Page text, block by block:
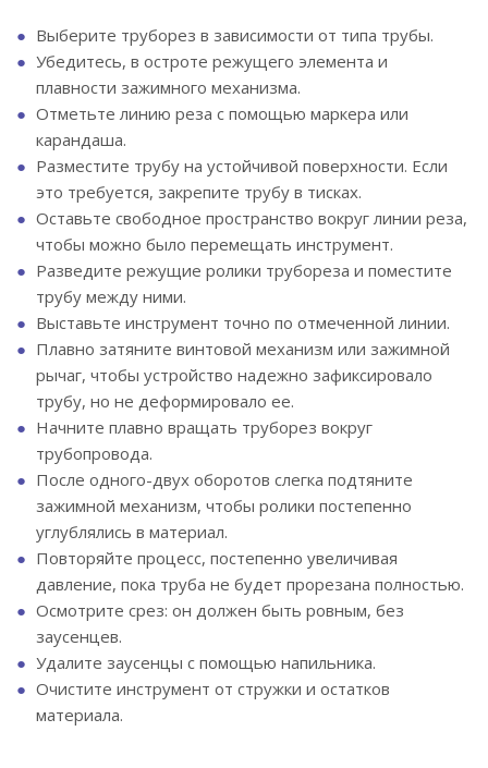
Выберите труборез в зависимости от типа трубы.
Убедитесь, в остроте режущего элемента и
плавности зажимного механизма.
Отметьте линию реза с помощью маркера или
карандаша.
Разместите трубу на устойчивой поверхности. Если
это требуется, закрепите трубу в тисках.
Оставьте свободное пространство вокруг линии реза,
чтобы можно было перемещать инструмент.
Разведите режущие ролики трубореза и поместите
трубу между ними.
Выставьте инструмент точно по отмеченной линии.
Плавно затяните винтовой механизм или зажимной
рычаг, чтобы устройство надежно зафиксировало
трубу, но не деформировало ее.
Начните плавно вращать труборез вокруг
трубопровода.
После одного-двух оборотов слегка подтяните
зажимной механизм, чтобы ролики постепенно
углублялись в материал.
Повторяйте процесс, постепенно увеличивая
давление, пока труба не будет прорезана полностью.
Осмотрите срез: он должен быть ровным, без
заусенцев.
Удалите заусенцы с помощью напильника.
Очистите инструмент от стружки и остатков
материала.